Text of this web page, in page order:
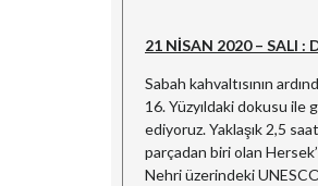
21 NİSAN 2020 – SALI :
Sabah kahvaltısının
16. Yüzyıldaki dokusu ile
ediyoruz. Yaklaşık 2,5
parçadan biri olan
Nehri üzerindeki